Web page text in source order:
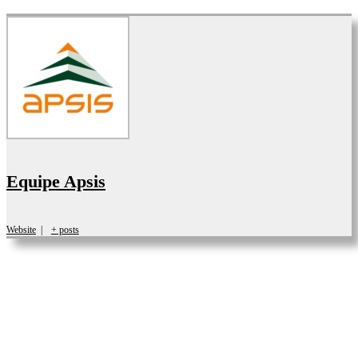
Equipe Apsis
Website + posts